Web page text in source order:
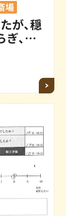
場
が、穏
、と